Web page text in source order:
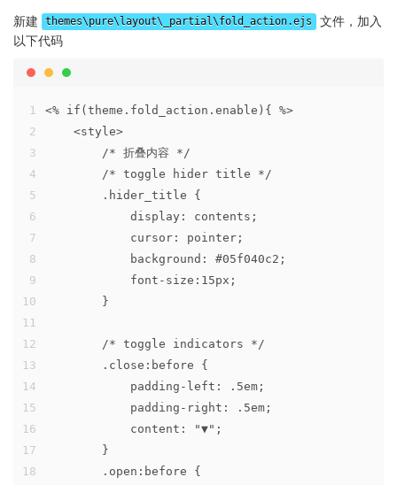
新建 themes\pure\layout\_partial\fold_action.ejs
文件，加入
以下代码
1
2
3
4
5
6
7
8
9
10
11
12
13
14
15
16
17
18
<% if(theme.fold_action.enable){ %>
    <style>
        /* 折叠内容 */
        /* toggle hider title */
        .hider_title {
            display: contents;
            cursor: pointer;
            background: #05f040c2;
            font-size:15px;
        }
        /* toggle indicators */
        .close:before {
            padding-left: .5em;
            padding-right: .5em;
            content: "▼";
        }
        .open:before {